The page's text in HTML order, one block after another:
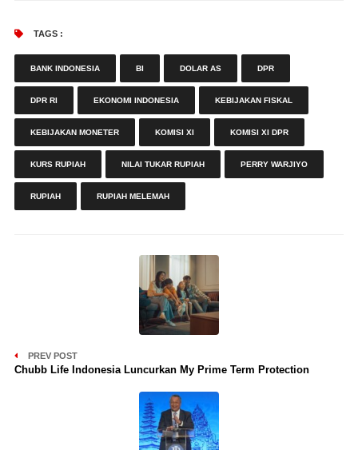
TAGS :
BANK INDONESIA BI DOLAR AS DPR
DPR RI EKONOMI INDONESIA KEBIJAKAN FISKAL
KEBIJAKAN MONETER KOMISI XI KOMISI XI DPR
KURS RUPIAH NILAI TUKAR RUPIAH PERRY WARJIYO
RUPIAH RUPIAH MELEMAH
PREV POST
Chubb Life Indonesia Luncurkan My Prime Term Protection